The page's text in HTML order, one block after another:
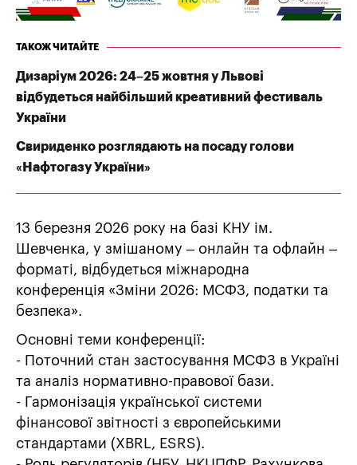
ТАКОЖ ЧИТАЙТЕ
Дизаріум 2026: 24–25 жовтня у Львові
відбудеться найбільший креативний фестиваль
України
Свириденко розглядають на посаду голови
«Нафтогазу України»
13 березня 2026 року на базі КНУ ім.
Шевченка, у змішаному – онлайн та офлайн –
форматі, відбудеться міжнародна
конференція «Зміни 2026: МСФЗ, податки та
безпека».
Основні теми конференції:
- Поточний стан застосування МСФЗ в Україні
та аналіз нормативно-правової бази.
- Гармонізація української системи
фінансової звітності з європейськими
стандартами (XBRL, ESRS).